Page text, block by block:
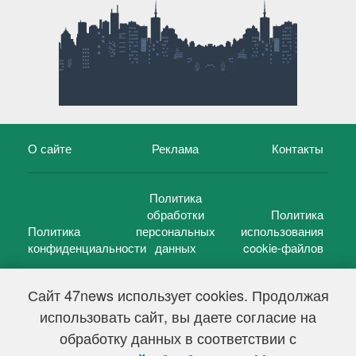
Сайт 47news использует cookies. Продолжая
использовать сайт, вы даете согласие на
обработку данных в соответствии с
О сайте Реклама Контакты
Политика
конфиденциальности
Политика
обработки
персональных
данных
Политика
использования
cookie-файлов
47 новостей (47 news)2005 — 2026 г.
Свидетельство о регистрации СМИ Эл № ФС 77-39848, выдано
Федеральной службой по надзору в сфере связи,